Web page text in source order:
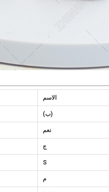
الاسم
(ب)
نعم
ج
S
م